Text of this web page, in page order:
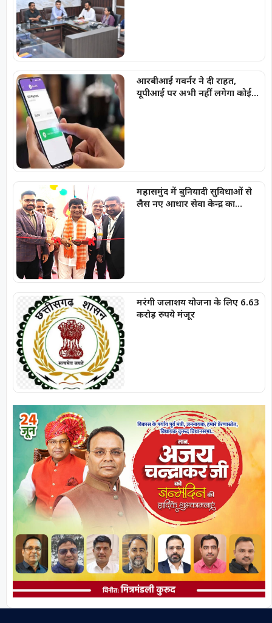
आरबीआई गवर्नर ने दी राहत,
यूपीआई पर अभी नहीं लगेगा कोई
महासमुंद में बुनियादी सुविधाओं से
लैस नए आधार सेवा केन्द्र का
मरंगी जलाशय योजना के लिए 6.63
करोड़ रुपये मंजूर